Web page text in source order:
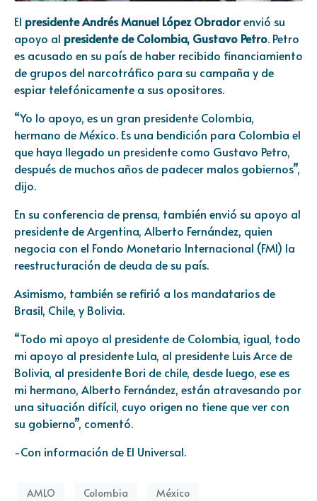
El presidente Andrés Manuel López Obradorenvió su
apoyo al presidente de Colombia, Gustavo Petro. Petro
es acusado en su país de haber recibido financiamiento
de grupos del narcotráfico para su campaña y de
espiar telefónicamente a sus opositores.
“Yo lo apoyo, es un gran presidente Colombia,
hermano de México. Es una bendición para Colombia el
que haya llegado un presidente como Gustavo Petro,
después de muchos años de padecer malos gobiernos”,
dijo.
En su conferencia de prensa, también envió su apoyo al
presidente de Argentina, Alberto Fernández, quien
negocia con el Fondo Monetario Internacional (FMI) la
reestructuración de deuda de su país.
Asimismo, también se refirió a los mandatarios de
Brasil, Chile, y Bolivia.
“Todo mi apoyo al presidente de Colombia, igual, todo
mi apoyo al presidente Lula, al presidente Luis Arce de
Bolivia, al presidente Bori de chile, desde luego, ese es
mi hermano, Alberto Fernández, están atravesando por
una situación difícil, cuyo origen no tiene que ver con
su gobierno”, comentó.
-Con información de El Universal.
AMLO Colombia México